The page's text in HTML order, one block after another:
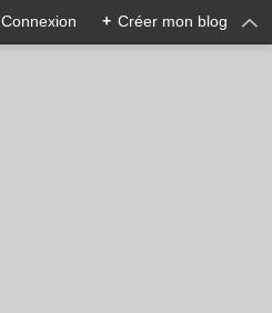
Connexion + Créer mon blog